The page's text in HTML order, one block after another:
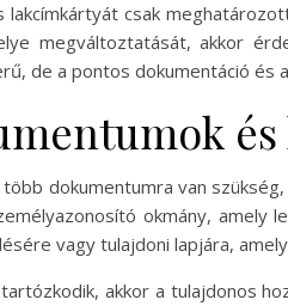
lakcímkártyát csak
megváltoztatását, akkor
de a pontos dokumentáció
dokumentumra van
okmány, amely
vagy tulajdoni lapjára,
akkor a tulajdonos